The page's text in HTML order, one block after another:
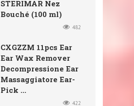
STERIMAR Nez
Bouché (100 ml)
482
CXGZZM 11pcs Ear
Ear Wax Remover
Decompressione Ear
Massaggiatore Ear-
Pick ...
422